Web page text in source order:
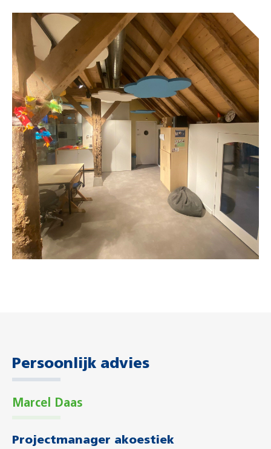
Persoonlijk advies
Marcel Daas
Projectmanager akoestiek